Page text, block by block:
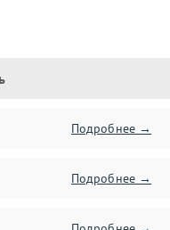
Подробнее →
Подробнее →